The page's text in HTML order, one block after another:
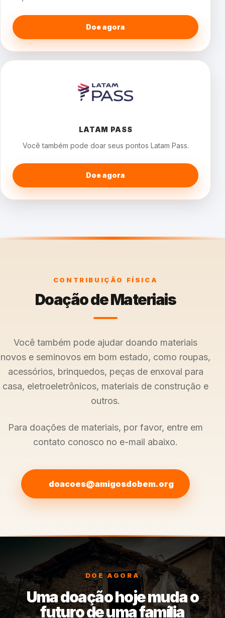
Doe agora
LATAM PASS
Você também pode doar seus pontos Latam Pass.
Doe agora
CONTRIBUIÇÃO FÍSICA
Doação de Materiais
Você também pode ajudar doando materiais
novos e seminovos em bom estado, como roupas,
acessórios, brinquedos, peças de enxoval para
casa, eletroeletrônicos, materiais de construção e
outros.
Para doações de materiais, por favor, entre em
contato conosco no e-mail abaixo.
doacoes@amigosdobem.org
DOE AGORA
Uma doação hoje muda o
futuro de uma família